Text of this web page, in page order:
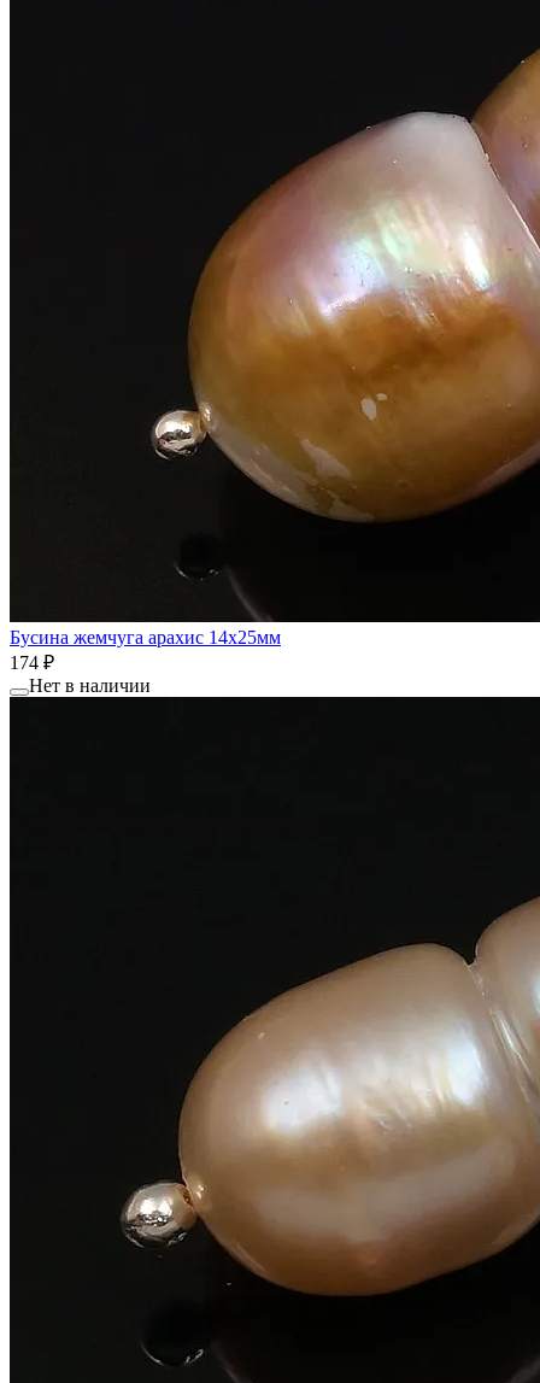
Бусина жемчуга арахис 14x25мм
174 ₽
Нет в наличии